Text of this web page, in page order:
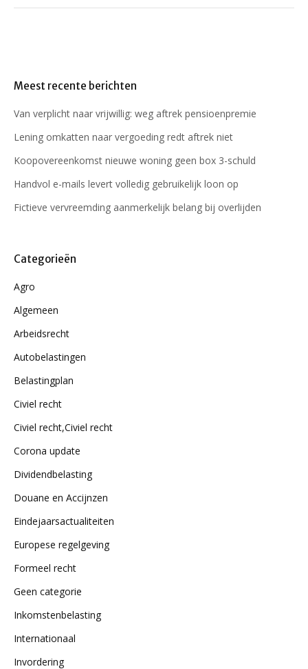
Meest recente berichten
Van verplicht naar vrijwillig: weg aftrek pensioenpremie
Lening omkatten naar vergoeding redt aftrek niet
Koopovereenkomst nieuwe woning geen box 3-schuld
Handvol e-mails levert volledig gebruikelijk loon op
Fictieve vervreemding aanmerkelijk belang bij overlijden
Categorieën
Agro
Algemeen
Arbeidsrecht
Autobelastingen
Belastingplan
Civiel recht
Civiel recht,Civiel recht
Corona update
Dividendbelasting
Douane en Accijnzen
Eindejaarsactualiteiten
Europese regelgeving
Formeel recht
Geen categorie
Inkomstenbelasting
Internationaal
Invordering